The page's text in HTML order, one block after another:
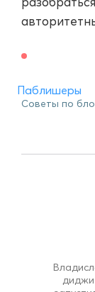
Паблишеры
Советы по